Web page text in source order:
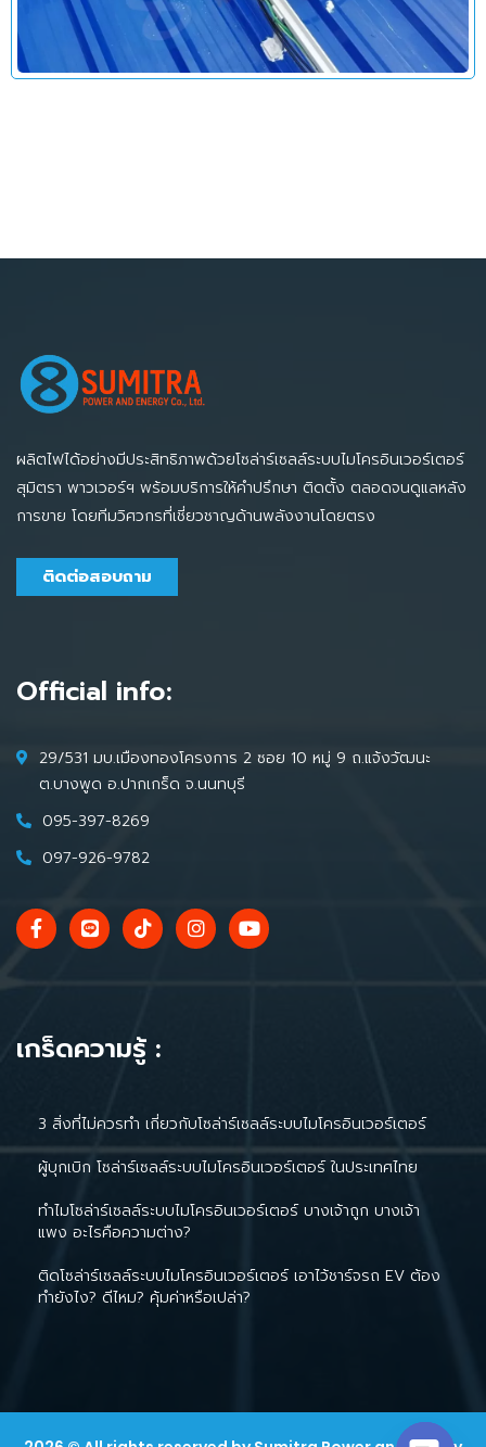
ผลิตไฟได้อย่างมีประสิทธิภาพด้วยโซล่าร์เซลล์ระบบไมโครอินเวอร์เตอร์
สุมิตรา พาวเวอร์ฯ พร้อมบริการให้คำปรึกษา ติดตั้ง ตลอดจนดูแลหลัง
การขาย โดยทีมวิศวกรที่เชี่ยวชาญด้านพลังงานโดยตรง
ติดต่อสอบถาม
Official info:
29/531 มบ.เมืองทองโครงการ 2 ซอย 10 หมู่ 9 ถ.แจ้งวัฒนะ
ต.บางพูด อ.ปากเกร็ด จ.นนทบุรี
095-397-8269
097-926-9782
เกร็ดความรู้ :
3 สิ่งที่ไม่ควรทำ เกี่ยวกับโซล่าร์เซลล์ระบบไมโครอินเวอร์เตอร์
ผู้บุกเบิก โซล่าร์เซลล์ระบบไมโครอินเวอร์เตอร์ ในประเทศไทย
ทำไมโซล่าร์เซลล์ระบบไมโครอินเวอร์เตอร์ บางเจ้าถูก บางเจ้า
แพง อะไรคือความต่าง?
ติดโซล่าร์เซลล์ระบบไมโครอินเวอร์เตอร์ เอาไว้ชาร์จรถ EV ต้อง
ทำยังไง? ดีไหม? คุ้มค่าหรือเปล่า?